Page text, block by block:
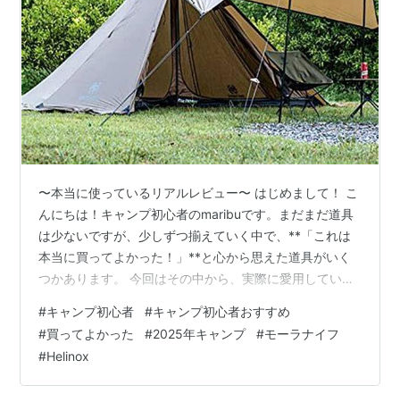
〜本当に使っているリアルレビュー〜 はじめまして！ こ
んにちは！キャンプ初心者のmaribuです。まだまだ道具
は少ないですが、少しずつ揃えていく中で、**「これは
本当に買ってよかった！」**と心から思えた道具がいく
つかあります。 今回はその中から、実際に愛用している
ャンプを始めたい方の参考になれば嬉しいです！ テン
ト：OneTigris Northgaze ポリコットンTC ワンポールテ
ント おすすめポイント 焚き火の火の粉に強いポリコット
ン素材 ワンポール設計で初心者でも設営が簡単 ソロでも
#キャンプ初心者 #キャンプ初心者おすすめ
#買ってよかった #2025年キャンプ #モーラナイフ
#Helinox